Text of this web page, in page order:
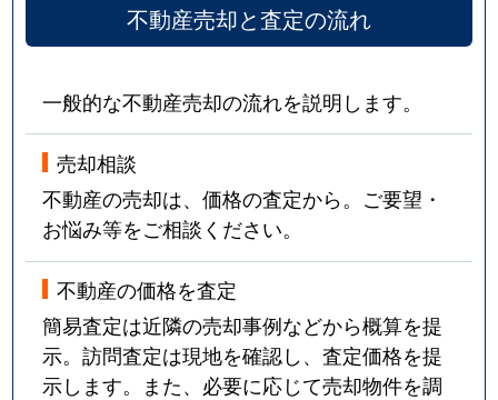
不動産売却と査定の流れ
一般的な不動産売却の流れを説明します。
売却相談
不動産の売却は、価格の査定から。ご要望・
お悩み等をご相談ください。
不動産の価格を査定
簡易査定は近隣の売却事例などから概算を提
示。訪問査定は現地を確認し、査定価格を提
示します。また、必要に応じて売却物件を調